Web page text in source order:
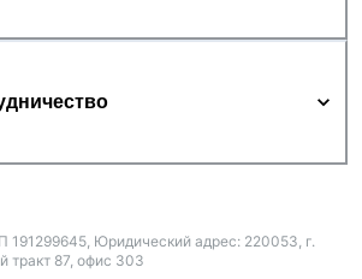
Юридический адрес: 220053, г.
тракт 87, офис 303